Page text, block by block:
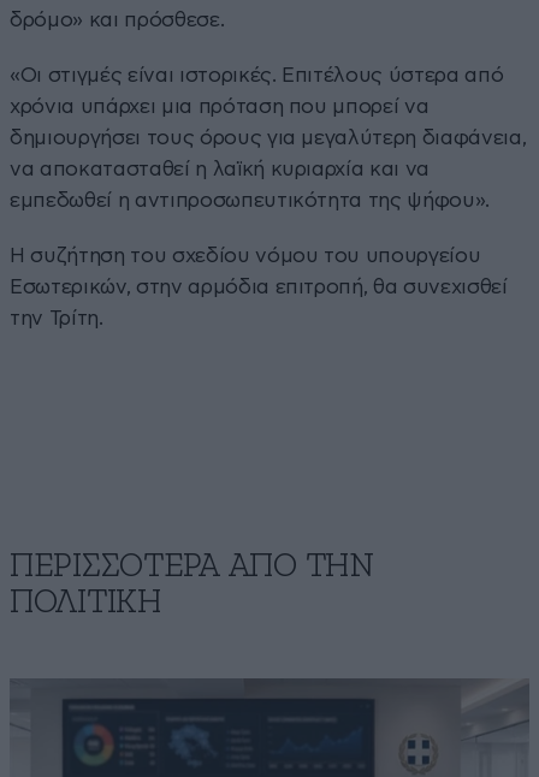
δρόμο» και πρόσθεσε.
«Οι στιγμές είναι ιστορικές. Επιτέλους ύστερα από
χρόνια υπάρχει μια πρόταση που μπορεί να
δημιουργήσει τους όρους για μεγαλύτερη διαφάνεια,
να αποκατασταθεί η λαϊκή κυριαρχία και να
εμπεδωθεί η αντιπροσωπευτικότητα της ψήφου».
Η συζήτηση του σχεδίου νόμου του υπουργείου
Εσωτερικών, στην αρμόδια επιτροπή, θα συνεχισθεί
την Τρίτη.
ΠΕΡΙΣΣΟΤΕΡΑ ΑΠΟ ΤΗΝ
ΠΟΛΙΤΙΚΗ